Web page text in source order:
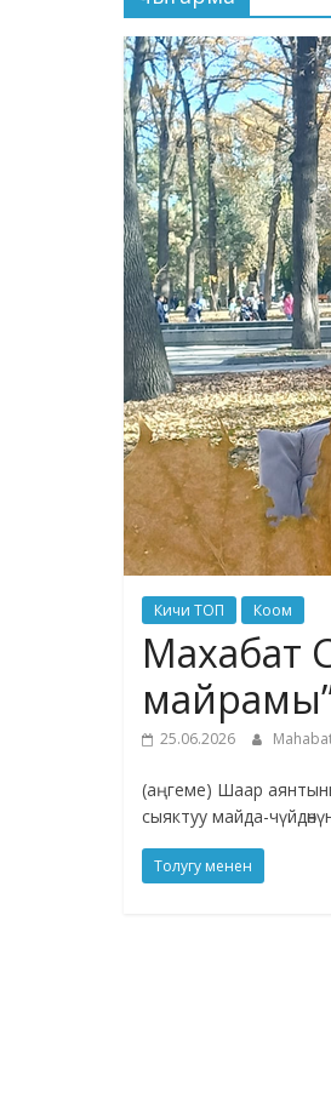
Кичи ТОП Коом
Махабат
25.06.2026
(аңгеме) Шаар
сыяктуу майда-
Толугу менен